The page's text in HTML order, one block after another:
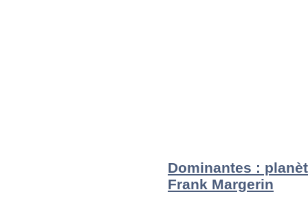
Dominantes :
Frank Margerin